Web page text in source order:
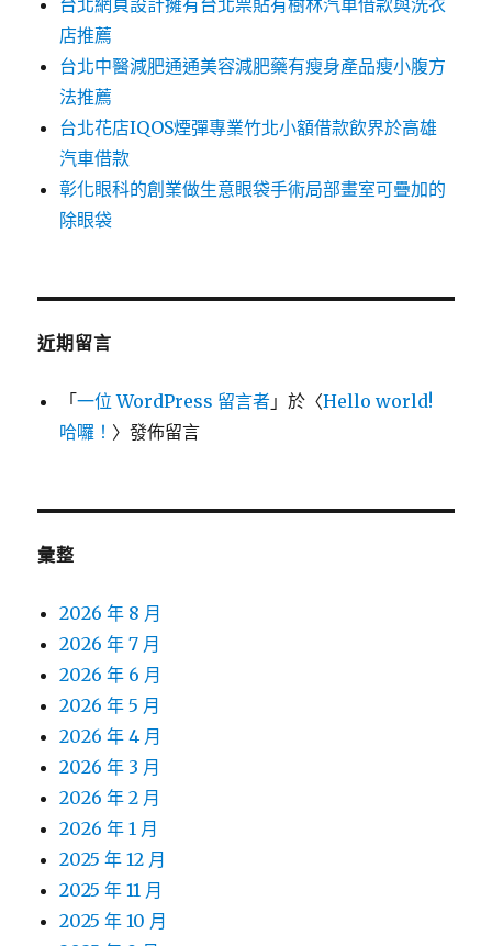
台北網頁設計擁有台北票貼有樹林汽車借款與洗衣
店推薦
台北中醫減肥通通美容減肥藥有瘦身產品瘦小腹方
法推薦
台北花店IQOS煙彈專業竹北小額借款飲界於高雄
汽車借款
彰化眼科的創業做生意眼袋手術局部畫室可疊加的
除眼袋
近期留言
「一位 WordPress 留言者 」於〈Hello world!
哈囉！ 〉發佈留言
彙整
2026 年 8 月
2026 年 7 月
2026 年 6 月
2026 年 5 月
2026 年 4 月
2026 年 3 月
2026 年 2 月
2026 年 1 月
2025 年 12 月
2025 年 11 月
2025 年 10 月